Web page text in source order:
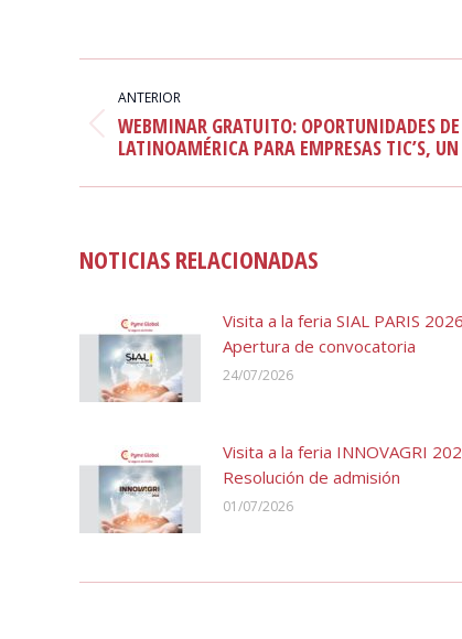
ENTRE
PUBLICACIONES
ANTERIOR
Publicación
anterior:
WEBMINAR GRATUITO: OPORTUNIDADES
LATINOAMÉRICA PARA EMPRESAS TIC’S,
NOTICIAS RELACIONADAS
Visita a la feria SIAL PARIS
Apertura de convocatoria
24/07/2026
Visita a la feria INNOVAGRI
Resolución de admisión
01/07/2026